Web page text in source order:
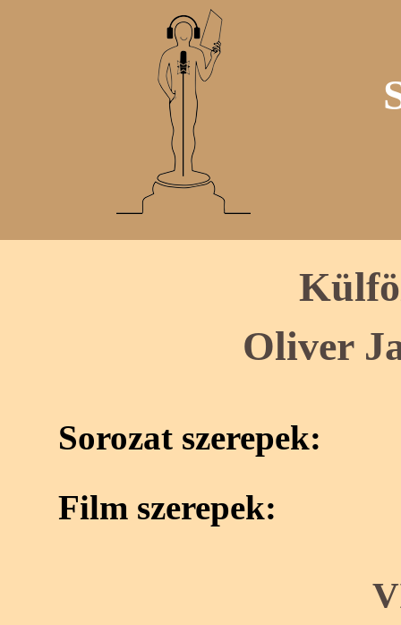
Oliver
Sorozat szerepek:
Film szerepek: